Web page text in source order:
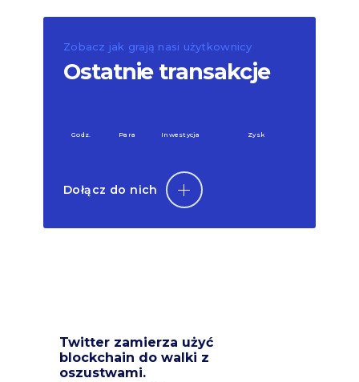
Zobacz jak grają nasi użytkownicy
Ostatnie transakcje
Godz. Para Inwestycja Zysk
Dołącz do nich
Twitter zamierza użyć
blockchain do walki z
oszustwami.